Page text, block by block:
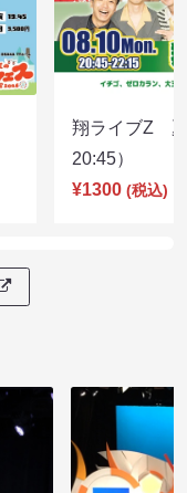
翔ライブZ
20:45）
¥1300 (税込)